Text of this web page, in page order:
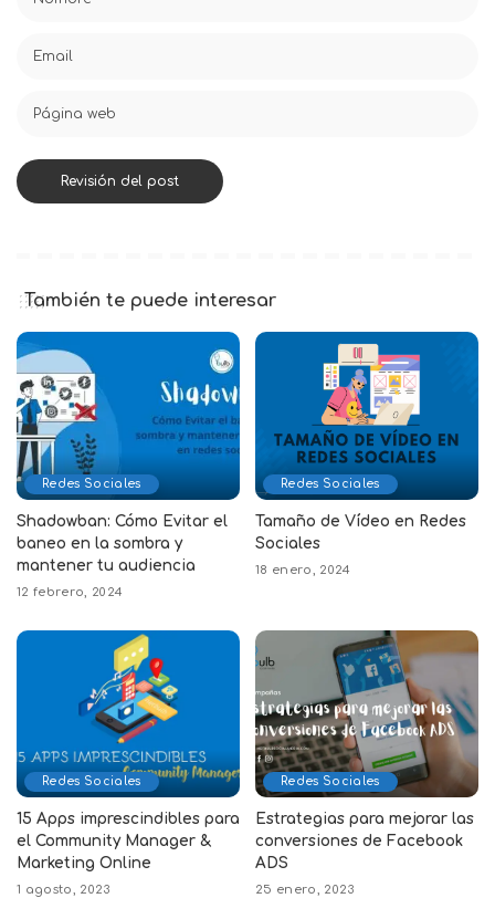
También te puede interesar
Redes Sociales
Shadowban: Cómo Evitar el
baneo en la sombra y
mantener tu audiencia
12 febrero, 2024
Redes Sociales
Tamaño de Vídeo en Redes
Sociales
18 enero, 2024
Redes Sociales
15 Apps imprescindibles para
el Community Manager &
Marketing Online
1 agosto, 2023
Redes Sociales
Estrategias para mejorar las
conversiones de Facebook
ADS
25 enero, 2023